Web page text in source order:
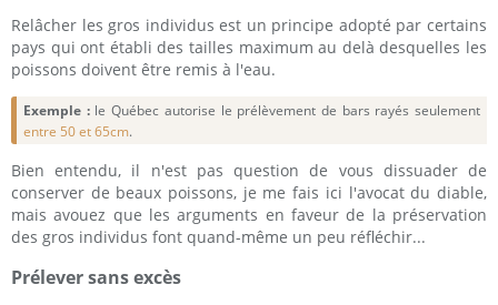
Relâcher les gros individus est un principe adopté par certains
pays qui ont établi des tailles maximum au delà desquelles les
poissons doivent être remis à l'eau.
Exemple :le Québec autorise le prélèvement de bars rayés seulement
entre 50 et 65cm.
Bien entendu, il n'est pas question de vous dissuader de
conserver de beaux poissons, je me fais ici l'avocat du diable,
mais avouez que les arguments en faveur de la préservation
des gros individus font quand-même un peu réfléchir...
Prélever sans excès